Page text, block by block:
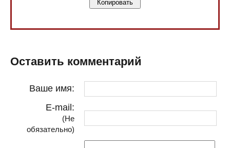
Копировать
Оставить комментарий
Ваше имя:
E-mail:
(Не
обязательно)